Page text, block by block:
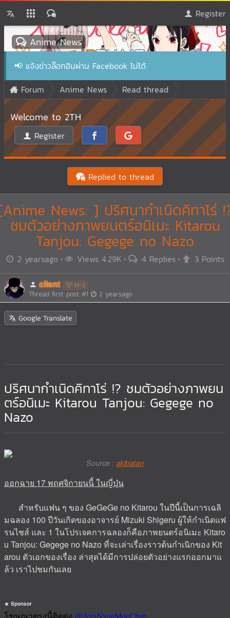
Register
Anime News
📢 แจ้งข่าวล๊อกอินผ่าน Facebook ไม่ได้
Forum
Anime News Read thread
Welcome to 2TH
Register
Replied to thread
News: ] ปริศนากำเนิดคิทาโร่
ชมตัวอย่างภาพยนตร์อนิเมะ Kitarou
Tanjou: Gegege no Nazo
2 yearsago Views 4.29K 4 Replies 3 Points
cilent M-2
Thread first post #1 2 yearsago
Google Translate
ปริศนากำเนิดคิทาโร่ !? ชมตัวอย่างภาพยน
ตร์อนิเมะ Kitarou Tanjou: Gegege no
Nazo
Source : akibatan
ออกฉาย 17 พฤศจิกายนนี้ ในญี่ปุ่น
สำหรับแฟน ๆ ของ GeGeGe no Kitarou ในปีนี้เป็นการเฉลิ
มฉลอง 100 ปีวันเกิดของอาจารย์ Mizuki Shigeru ผู้ให้กำเนิดแฟ
รนไชส์ และ 1 ในโปรเจคการฉลองก็คือภาพยนตร์อนิเมะ Kitaro
u Tanjou: Gegege no Nazo ที่จะเล่าเรื่องราวต้นกำเนิกของ Kit
arou ตัวเอกของเรื่อง ล่าสุดได้มีการปล่อยตัวอย่างแรกออกมาแ
ล้ว เราไปชมกันเลย
Sponsor